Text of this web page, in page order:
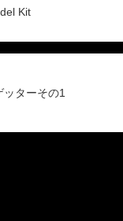
Kit
ッターその1